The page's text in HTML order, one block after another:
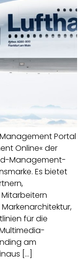
Portal
Online« der
Management-
Es bietet
für die
am
[…]